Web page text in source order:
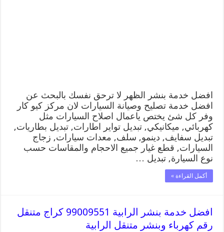
افضل خدمة بنشر الظهر لا ترحق نفسك بالبحث عن
افضل خدمة تصليح وصيانة السيارات لان مركز كيو كار
وفر كل شئ يختص ياعمال اصلاح السيارات مثل
كهربائي, ميكانيكي, تبديل تواير اطارات, تبديل بطاريات,
تبديل سفايف, دينمو, سلف, معدات سيارات, زجاج
السيارات, قطع غيار جميع الاحجام والمقاسات حسب
نوع السيارة, تبديل …
أكمل القراءة »
افضل خدمة بنشر الرابية 99009551 كراج متنقل
رقم كهرباء وبنشر متنقل الرابية